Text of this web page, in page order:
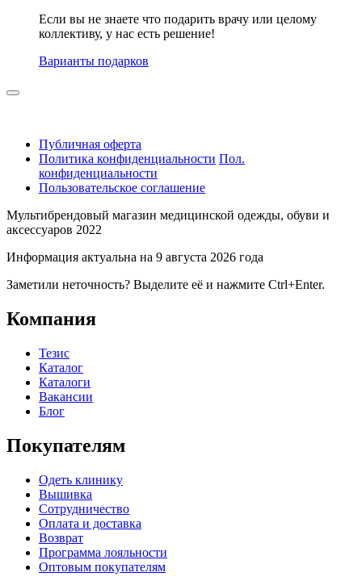
Если вы не знаете что подарить врачу или целому
коллективу, у нас есть решение!
Варианты подарков
Публичная оферта
Политика конфиденциальности Пол.
конфиденциальности
Пользовательское соглашение
Мультибрендовый магазин медицинской одежды, обуви и
аксессуаров 2022
Информация актуальна на 9 августа 2026 года
Заметили неточность? Выделите её и нажмите Ctrl+Enter.
Компания
Тезис
Каталог
Каталоги
Вакансии
Блог
Покупателям
Одеть клинику
Вышивка
Сотрудничество
Оплата и доставка
Возврат
Программа лояльности
Оптовым покупателям